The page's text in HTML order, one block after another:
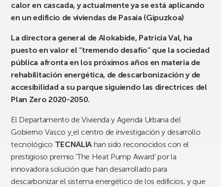
calor en cascada, y actualmente ya se está aplicando
en un edificio de viviendas de Pasaia (Gipuzkoa)
La directora general de Alokabide, Patricia Val, ha
puesto en valor el “tremendo desafío” que la sociedad
pública afronta en los próximos años en materia de
rehabilitación energética, de descarbonización y de
accesibilidad a su parque siguiendo las directrices del
Plan Zero 2020-2050.
El Departamento de Vivienda y Agenda Urbana del
Gobierno Vasco y el centro de investigación y desarrollo
tecnológico TECNALIA han sido reconocidos con el
prestigioso premio ‘The Heat Pump Award’ por la
innovadora solución que han desarrollado para
descarbonizar el sistema energético de los edificios, y que